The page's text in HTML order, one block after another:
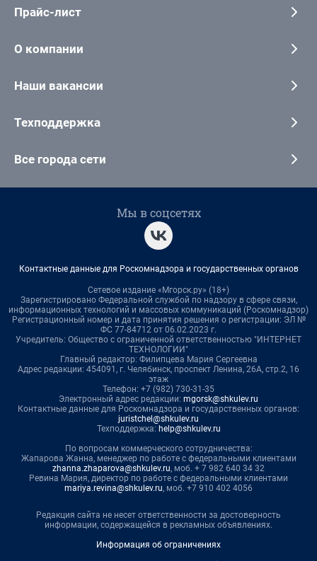
Прайс-лист
О компании
Наши вакансии
Техподдержка
Все города сети
Мы в соцсетях
Контактные данные для Роскомнадзора и государственных органов
Сетевое издание «Мгорск.ру» (18+)
Зарегистрировано Федеральной службой по надзору в сфере связи,
информационных технологий и массовых коммуникаций (Роскомнадзор)
Регистрационный номер и дата принятия решения о регистрации: ЭЛ №
ФС 77-84712 от 06.02.2023 г.
Учредитель: Общество с ограниченной ответственностью "ИНТЕРНЕТ
ТЕХНОЛОГИИ"
Главный редактор: Филипцева Мария Сергеевна
Адрес редакции: 454091, г. Челябинск, проспект Ленина, 26А, стр.2, 16
этаж
Телефон: +7 (982) 730-31-35
Электронный адрес редакции: mgorsk@shkulev.ru
Контактные данные для Роскомнадзора и государственных органов:
juristchel@shkulev.ru
Техподдержка: help@shkulev.ru
По вопросам коммерческого сотрудничества:
Жапарова Жанна, менеджер по работе с федеральными клиентами
zhanna.zhaparova@shkulev.ru, моб. + 7 982 640 34 32
Ревина Мария, директор по работе с федеральными клиентами
mariya.revina@shkulev.ru, моб. +7 910 402 4056
Редакция сайта не несет ответственности за достоверность
информации, содержащейся в рекламных объявлениях.
Информация об ограничениях